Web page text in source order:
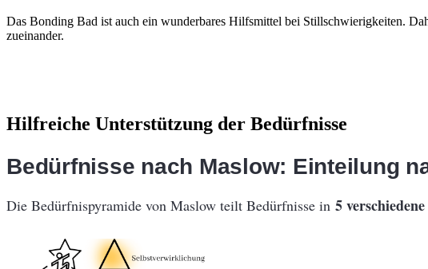
Das Bonding Bad ist auch ein wunderbares Hilfsmittel bei Stillschwierigkeiten.
zueinander.
Hilfreiche Unterstützung der Bedürfnisse
Bedürfnisse nach Maslow: Einteilung
Die Bedürfnispyramide von Maslow teilt Bedürfnisse in 5